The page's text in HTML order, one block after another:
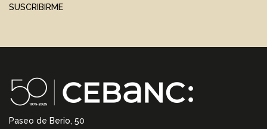
SUSCRIBIRME
Paseo de Berio, 50